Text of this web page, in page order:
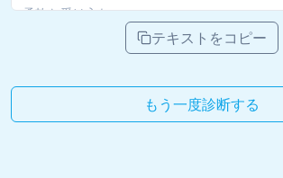
テキストをコピー
もう一度診断する